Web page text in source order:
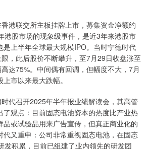
联交所主板挂牌上市，募集资金净额约
港股市场的现象级事件，是近3年来港股市
是上半年全球最大规模IPO。当时宁德时代
，此后股价不断攀升，至7月29日收盘涨至
达75%。中间偶有回调，但幅度不大，7月
市以来最大跌幅。
召开2025年半年报业绩解读会，其高管
了观点：目前固态电池资本的热度比产业热
品或试验品用来广告宣传，但真正商业化的
代又重申：公司非常重视固态电池，在固态
发积累，目前已组建了业内领先的研发团